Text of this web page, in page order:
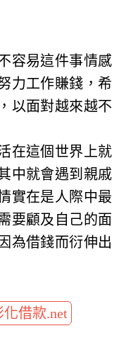
容易這件事情感
力工作賺錢，希
以面對越來越不
在這個世界上就
中就會遇到親戚
實在是人際中最
要顧及自己的面
為借錢而衍伸出
借款.net